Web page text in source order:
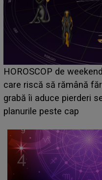
Emanuel a ținut ACEST
acum! În fața
face o MĂRTURISIRE
sa: "I-am spus și ei în